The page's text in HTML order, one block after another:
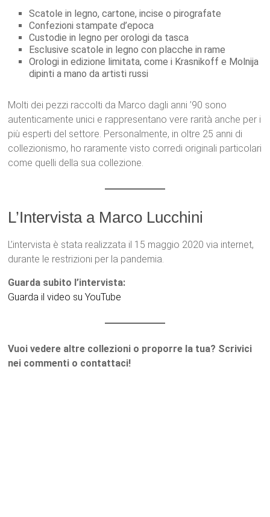
Scatole in legno, cartone, incise o pirografate
Confezioni stampate d’epoca
Custodie in legno per orologi da tasca
Esclusive scatole in legno con placche in rame
Orologi in edizione limitata, come i Krasnikoff e Molnija
dipinti a mano da artisti russi
Molti dei pezzi raccolti da Marco dagli anni ’90 sono
autenticamente unici e rappresentano vere rarità anche per i
più esperti del settore. Personalmente, in oltre 25 anni di
collezionismo, ho raramente visto corredi originali particolari
come quelli della sua collezione.
L’Intervista a Marco Lucchini
L’intervista è stata realizzata il 15 maggio 2020 via internet,
durante le restrizioni per la pandemia.
Guarda subito l’intervista:
Guarda il video su YouTube
Vuoi vedere altre collezioni o proporre la tua? Scrivici
nei commenti o contattaci!